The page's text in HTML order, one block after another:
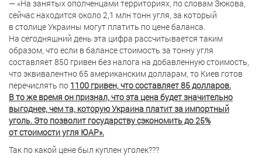
— «На занятых ополченцами территориях, по словам Зюкова,
сейчас находится около 2,1 млн тонн угля, за который
в столице Украины могут платить по цене баланса.
На сегодняшний день эта цифра рассчитывается таким
образом, что если в балансе стоимость за тонну угля
составляет 850 гривен без налога на добавленную стоимость,
что эквивалентно 65 американским долларам, то Киев готов
перечислять по 1100 гривен, что составляет 85 долларов.
В то же время он признал, что эта цена будет значительно
выгоднее, чем та, которую Украина платит за импортный
уголь. Это позволит государству сэкономить до 25%
от стоимости угля ЮАР».
Так по какой цене был куплен уголек???